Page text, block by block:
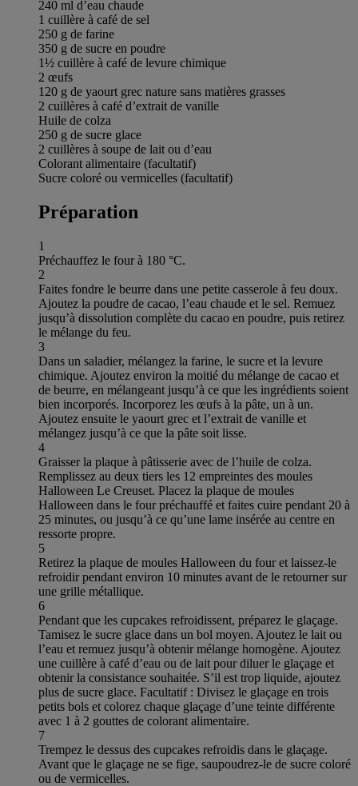
240 ml d’eau chaude
1 cuillère à café de sel
250 g de farine
350 g de sucre en poudre
1½ cuillère à café de levure chimique
2 œufs
120 g de yaourt grec nature sans matières grasses
2 cuillères à café d’extrait de vanille
Huile de colza
250 g de sucre glace
2 cuillères à soupe de lait ou d’eau
Colorant alimentaire (facultatif)
Sucre coloré ou vermicelles (facultatif)
Préparation
1
Préchauffez le four à 180 °C.
2
Faites fondre le beurre dans une petite casserole à feu doux.
Ajoutez la poudre de cacao, l’eau chaude et le sel. Remuez
jusqu’à dissolution complète du cacao en poudre, puis retirez
le mélange du feu.
3
Dans un saladier, mélangez la farine, le sucre et la levure
chimique. Ajoutez environ la moitié du mélange de cacao et
de beurre, en mélangeant jusqu’à ce que les ingrédients soient
bien incorporés. Incorporez les œufs à la pâte, un à un.
Ajoutez ensuite le yaourt grec et l’extrait de vanille et
mélangez jusqu’à ce que la pâte soit lisse.
4
Graisser la plaque à pâtisserie avec de l’huile de colza.
Remplissez au deux tiers les 12 empreintes des moules
Halloween Le Creuset. Placez la plaque de moules
Halloween dans le four préchauffé et faites cuire pendant 20 à
25 minutes, ou jusqu’à ce qu’une lame insérée au centre en
ressorte propre.
5
Retirez la plaque de moules Halloween du four et laissez-le
refroidir pendant environ 10 minutes avant de le retourner sur
une grille métallique.
6
Pendant que les cupcakes refroidissent, préparez le glaçage.
Tamisez le sucre glace dans un bol moyen. Ajoutez le lait ou
l’eau et remuez jusqu’à obtenir mélange homogène. Ajoutez
une cuillère à café d’eau ou de lait pour diluer le glaçage et
obtenir la consistance souhaitée. S’il est trop liquide, ajoutez
plus de sucre glace. Facultatif : Divisez le glaçage en trois
petits bols et colorez chaque glaçage d’une teinte différente
avec 1 à 2 gouttes de colorant alimentaire.
7
Trempez le dessus des cupcakes refroidis dans le glaçage.
Avant que le glaçage ne se fige, saupoudrez-le de sucre coloré
ou de vermicelles.